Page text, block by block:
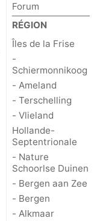
Forum
RÉGION
Îles de la Frise
-
Schiermonnikoog
- Ameland
- Terschelling
- Vlieland
Hollande-
Septentrionale
- Nature
Schoorlse Duinen
- Bergen aan Zee
- Bergen
- Alkmaar